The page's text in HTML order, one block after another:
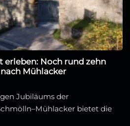
erleben: Noch rund zehn
Mühlacker
Jubiläums der
bietet die